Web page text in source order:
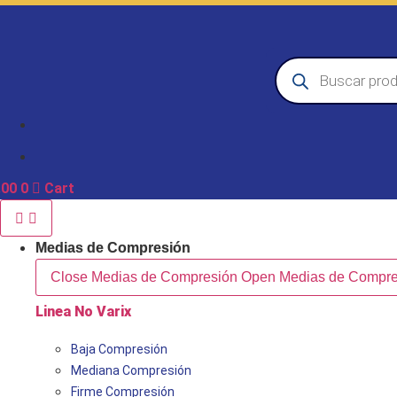
Saltar
Búsqueda
de
productos
0 Cart
Medias de Compresión
Close Medias de Compresión Open Medias de
Linea No Varix
Baja Compresión
Mediana Compresión
Firme Compresión